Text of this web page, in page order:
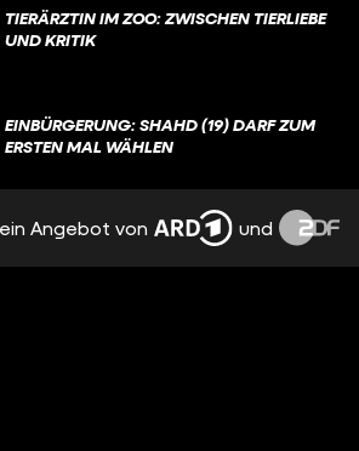
TIERÄRZTIN IM ZOO: ZWISCHEN TIERLIEBE
UND KRITIK
EINBÜRGERUNG: SHAHD (19) DARF ZUM
ERSTEN MAL WÄHLEN
KINKY PARTY: TECHNO, NACKTE HAUT
UND SEX VOR ANDEREN MENSCHEN?
Angebot von und